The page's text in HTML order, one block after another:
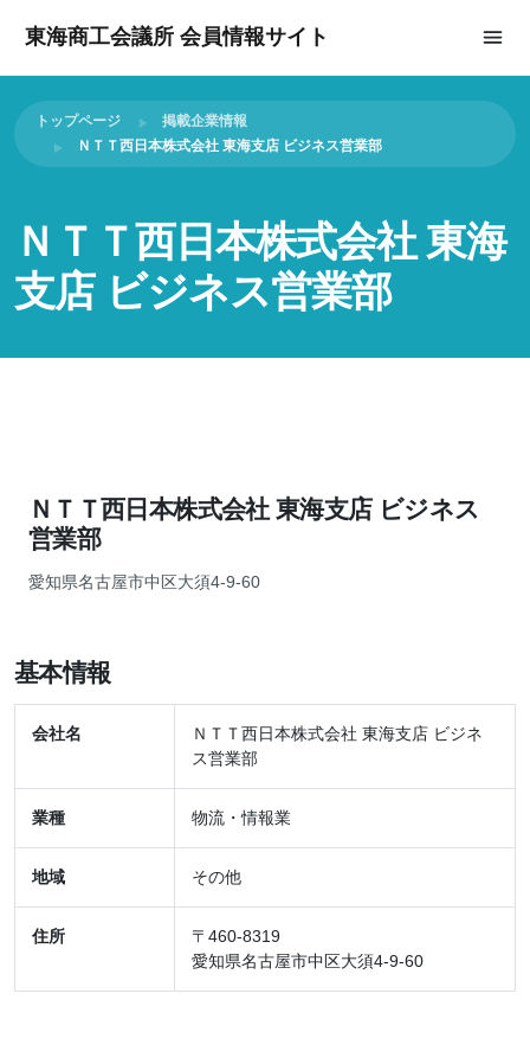
東海商工会議所 会員情報サイト
トップページ
掲載企業情報
ＮＴＴ西日本株式会社 東海支店 ビジネス営業部
ＮＴＴ西日本株式会社 東海
支店 ビジネス営業部
ＮＴＴ西日本株式会社 東海支店 ビジネス
営業部
愛知県名古屋市中区大須4-9-60
基本情報
会社名
ＮＴＴ西日本株式会社 東海支店 ビジネ
ス営業部
業種 物流・情報業
地域 その他
住所
〒460-8319
愛知県名古屋市中区大須4-9-60